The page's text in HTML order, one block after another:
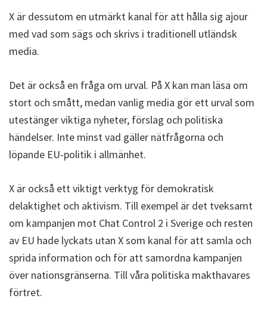
X är dessutom en utmärkt kanal för att hålla sig ajour
med vad som sägs och skrivs i traditionell utländsk
media.
Det är också en fråga om urval. På X kan man läsa om
stort och smått, medan vanlig media gör ett urval som
utestänger viktiga nyheter, förslag och politiska
händelser. Inte minst vad gäller nätfrågorna och
löpande EU-politik i allmänhet.
X är också ett viktigt verktyg för demokratisk
delaktighet och aktivism. Till exempel är det tveksamt
om kampanjen mot Chat Control 2 i Sverige och resten
av EU hade lyckats utan X som kanal för att samla och
sprida information och för att samordna kampanjen
över nationsgränserna. Till våra politiska makthavares
förtret.